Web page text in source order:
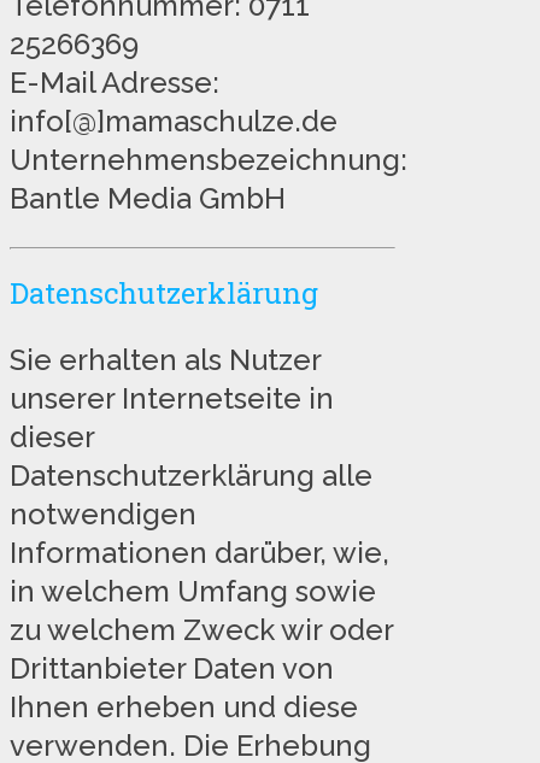
25266369
E-Mail Adresse:
info[@]mamaschulze.de
Unternehmensbezeichnung:
Bantle Media GmbH
Datenschutzerklärung
Sie erhalten als Nutzer
unserer Internetseite in
dieser
Datenschutzerklärung alle
notwendigen
Informationen darüber, wie,
in welchem Umfang sowie
zu welchem Zweck wir oder
Drittanbieter Daten von
Ihnen erheben und diese
verwenden. Die Erhebung